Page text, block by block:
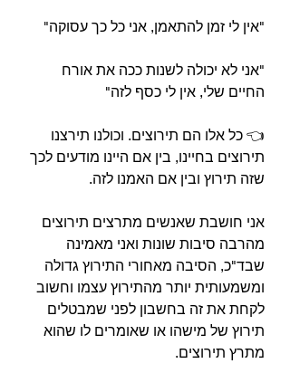
"אין לי זמן להתאמן, אני כל כך עסוקה"⁣
"אני לא יכולה לשנות ככה את אורח
החיים שלי, אין לי כסף לזה"⁣
👈 כל אלו הם תירוצים. וכולנו תירצנו
תירוצים בחיינו, בין אם היינו מודעים לכך
שזה תירוץ ובין אם האמנו לזה.⁣
אני חושבת שאנשים מתרצים תירוצים
מהרבה סיבות שונות ואני מאמינה
שבד"כ, הסיבה מאחורי התירוץ גדולה
ומשמעותית יותר מהתירוץ עצמו וחשוב
לקחת את זה בחשבון לפני שמבטלים
תירוץ של מישהו או שאומרים לו שהוא
מתרץ תירוצים.⁣